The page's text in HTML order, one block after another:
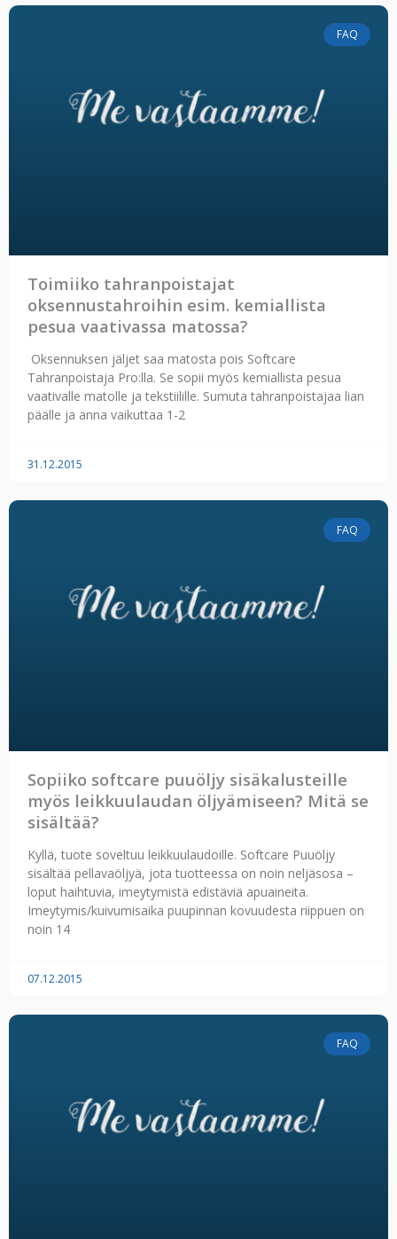
FAQ
Toimiiko tahranpoistajat
oksennustahroihin esim. kemiallista
pesua vaativassa matossa?
Oksennuksen jäljet saa matosta pois Softcare
Tahranpoistaja Pro:lla. Se sopii myös kemiallista pesua
vaativalle matolle ja tekstiilille. Sumuta tahranpoistajaa lian
päälle ja anna vaikuttaa 1-2
31.12.2015
FAQ
Sopiiko softcare puuöljy sisäkalusteille
myös leikkuulaudan öljyämiseen? Mitä se
sisältää?
Kyllä, tuote soveltuu leikkuulaudoille. Softcare Puuöljy
sisältää pellavaöljyä, jota tuotteessa on noin neljäsosa –
loput haihtuvia, imeytymistä edistäviä apuaineita.
Imeytymis/kuivumisaika puupinnan kovuudesta riippuen on
noin 14
07.12.2015
FAQ